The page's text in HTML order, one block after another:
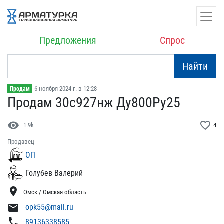
Предложения Спрос
Найти
Продам 6 ноября 2024 г. в 12:28
Продам 30с927нж Ду800Ру2​5
visibility 1.9k favorite_border 4
Продавец
ОП
Голубев Валерий
location_on Омск / Омская область
mail opk55@mail.ru